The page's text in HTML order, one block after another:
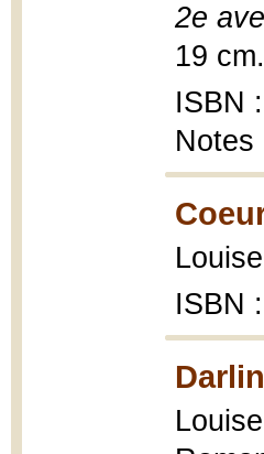
2e
19 cm.
ISBN
Notes
ISBN